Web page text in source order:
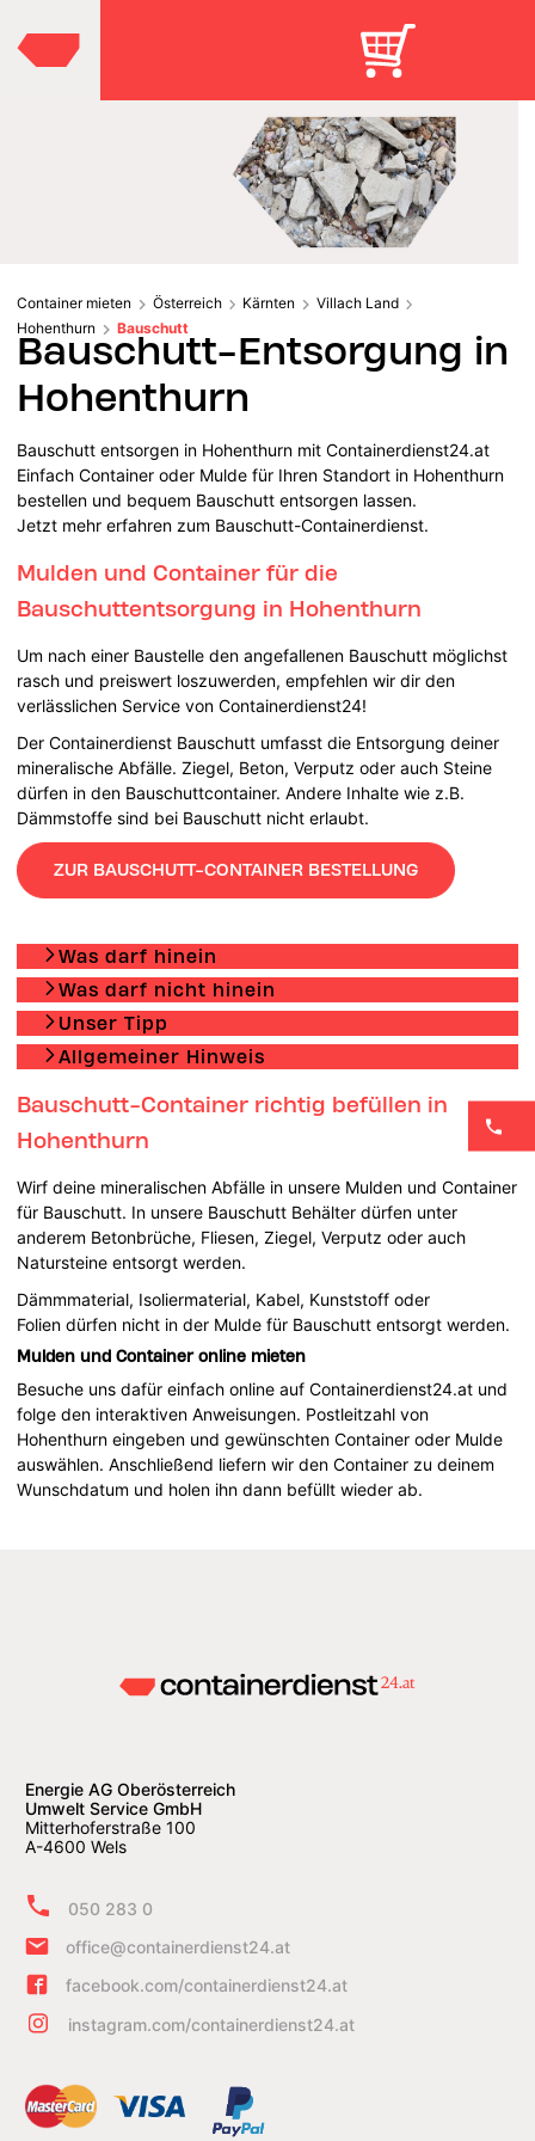
Container mieten Österreich Kärnten
Villach Land
Hohenthurn
Bauschutt
Bauschutt-Entsorgung in
Hohenthurn
Bauschutt entsorgen in Hohenthurn mit Containerdienst24.at
Einfach Container oder Mulde für Ihren Standort in Hohenthurn
bestellen und bequem Bauschutt entsorgen lassen.
Jetzt mehr erfahren zum Bauschutt-Containerdienst.
Mulden und Container für die
Bauschuttentsorgung in Hohenthurn
Um nach einer Baustelle den angefallenen Bauschutt möglichst
rasch und preiswert loszuwerden, empfehlen wir dir den
verlässlichen Service von Containerdienst24!
Der Containerdienst Bauschutt umfasst die Entsorgung deiner
mineralische Abfälle. Ziegel, Beton, Verputz oder auch Steine
dürfen in den Bauschuttcontainer. Andere Inhalte wie z.B.
Dämmstoffe sind bei Bauschutt nicht erlaubt.
ZUR BAUSCHUTT-CONTAINER BESTELLUNG
Was darf hinein
Was darf nicht hinein
Unser Tipp
Allgemeiner Hinweis
Bauschutt-Container richtig befüllen in
Hohenthurn
Wirf deine mineralischen Abfälle in unsere Mulden und Container
für Bauschutt. In unsere Bauschutt Behälter dürfen unter
anderem Betonbrüche, Fliesen, Ziegel, Verputz oder auch
Natursteine entsorgt werden.
Dämmmaterial, Isoliermaterial, Kabel, Kunststoff oder
Folien dürfen nicht in der Mulde für Bauschutt entsorgt werden.
Mulden und Container online mieten
Besuche uns dafür einfach online auf Containerdienst24.at und
folge den interaktiven Anweisungen. Postleitzahl von
Hohenthurn eingeben und gewünschten Container oder Mulde
auswählen. Anschließend liefern wir den Container zu deinem
Wunschdatum und holen ihn dann befüllt wieder ab.
Energie AG Oberösterreich
Umwelt Service GmbH
Mitterhoferstraße 100
A-4600 Wels
050 283 0
office@containerdienst24.at
facebook.com/containerdienst24.at
instagram.com/containerdienst24.at